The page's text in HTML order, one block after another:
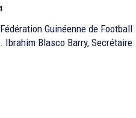
Guinéenne de Football
Ibrahim Blasco Barry, Secrétaire